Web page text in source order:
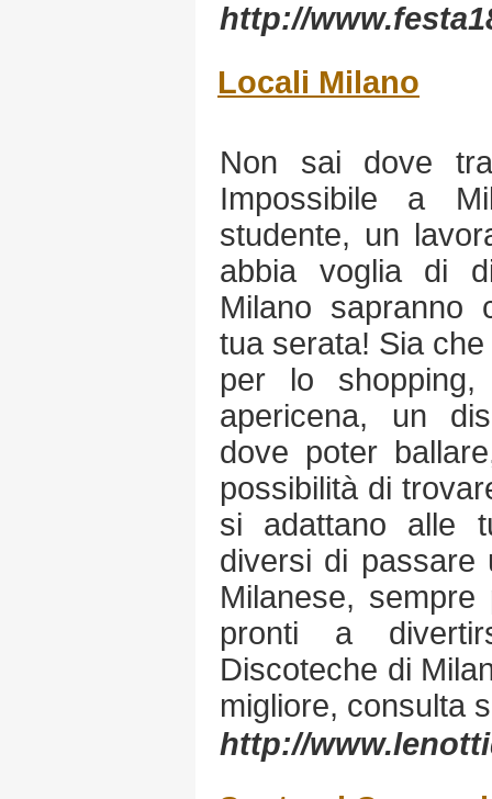
http://
Locali Milano
Non sai dove
Impossibile a
studente, un
abbia voglia di
Milano sapranno
tua serata! Sia
per lo
apericena, un
dove poter
possibilità di
si adattano alle
diversi di passare
Milanese,
pronti a
Discoteche di
migliore, consulta
http://